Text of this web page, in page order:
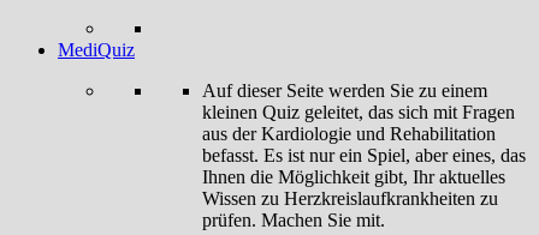
MediQuiz
Auf dieser Seite werden Sie zu einem
kleinen Quiz geleitet, das sich mit Fragen
aus der Kardiologie und Rehabilitation
befasst. Es ist nur ein Spiel, aber eines, das
Ihnen die Möglichkeit gibt, Ihr aktuelles
Wissen zu Herzkreislaufkrankheiten zu
prüfen. Machen Sie mit.